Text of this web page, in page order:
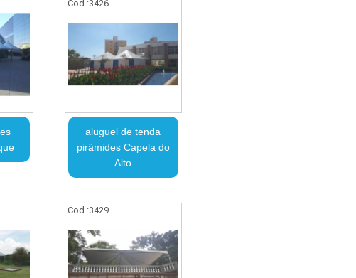
Cod.:3426
aluguel de tenda
pirâmides Capela do
Alto
Cod.:3429